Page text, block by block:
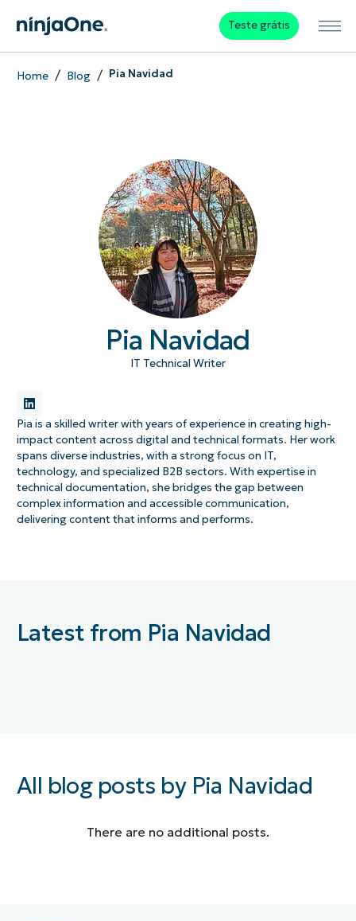
Teste grátis
Home/ Blog/ Pia Navidad
Pia Navidad
IT Technical Writer
Pia is a skilled writer with years of experience in creating high-
impact content across digital and technical formats. Her work
spans diverse industries, with a strong focus on IT,
technology, and specialized B2B sectors. With expertise in
technical documentation, she bridges the gap between
complex information and accessible communication,
delivering content that informs and performs.
Latest from Pia Navidad
All blog posts by Pia Navidad
There are no additional posts.